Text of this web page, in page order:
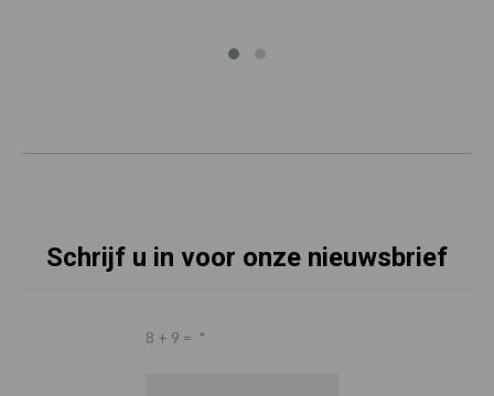
Schrijf u in voor onze nieuwsbrief
8 + 9 = *